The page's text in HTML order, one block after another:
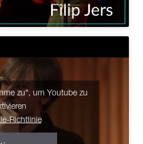
zu", um Youtube zu
Richtlinie